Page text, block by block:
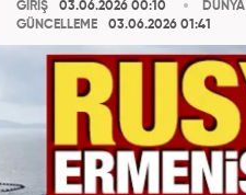
GİRİŞ
03.06.2026 00:10
GÜNCELLEME
03.06.2026 01:41
DÜNYA